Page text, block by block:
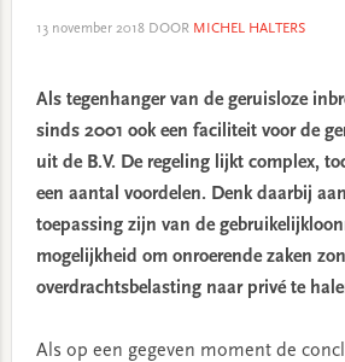
13 november 2018DOOR MICHEL HALTERS
Als tegenhanger van de geruisloze
sinds 2001 ook een faciliteit voor de
uit de B.V. De regeling lijkt complex,
een aantal voordelen. Denk daarbij
toepassing zijn van de
mogelijkheid om onroerende zaken
overdrachtsbelasting naar privé te
Als op een gegeven moment de